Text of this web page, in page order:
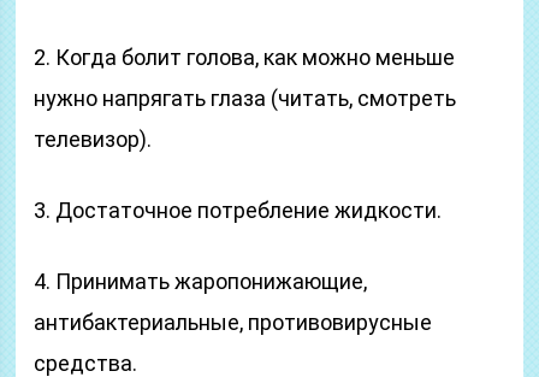
2. Когда болит голова, как можно меньше
нужно напрягать глаза (читать, смотреть
телевизор).
3. Достаточное потребление жидкости.
4. Принимать жаропонижающие,
антибактериальные, противовирусные
средства.